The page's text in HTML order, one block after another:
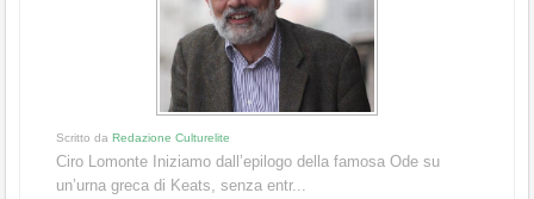
Scritto da Redazione Culturelite
Ciro Lomonte Iniziamo dall’epilogo della famosa Ode su
un’urna greca di Keats, senza entr...